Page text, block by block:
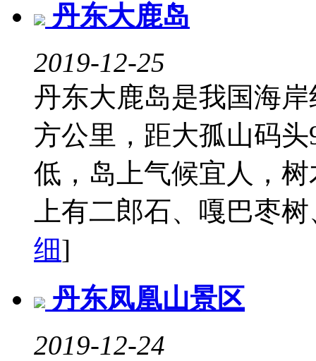
丹东大鹿岛
2019-12-25
丹东大鹿岛是我国海
方公里，距大孤山码
低，岛上气候宜人，
上有二郎石、嘎巴枣
细]
丹东凤凰山景区
2019-12-24